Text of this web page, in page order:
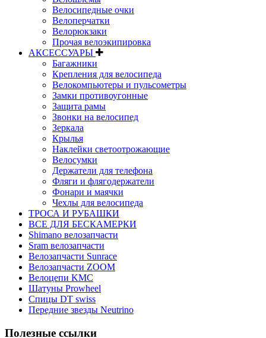
Велосипедные очки
Велоперчатки
Велорюкзаки
Прочая велоэкипировка
АКСЕССУАРЫ
Багажники
Крепления для велосипеда
Велокомпьютеры и пульсометры
Замки противоугонные
Защита рамы
Звонки на велосипед
Зеркала
Крылья
Наклейки светоотрожающие
Велосумки
Держатели для телефона
Фляги и флягодержатели
Фонари и маячки
Чехлы для велосипеда
ТРОСА И РУБАШКИ
ВСЕ ДЛЯ БЕСКАМЕРКИ
Shimano велозапчасти
Sram велозапчасти
Велозапчасти Sunrace
Велозапчасти ZOOM
Велоцепи KMC
Шатуны Prowheel
Спицы DT swiss
Передние звезды Neutrino
Полезные ссылки